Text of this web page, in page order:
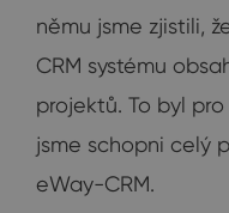
němu jsme zjistili,
CRM systému
projektů. To byl
jsme schopni celý
eWay-CRM.